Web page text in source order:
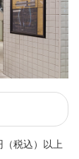
税込）以上